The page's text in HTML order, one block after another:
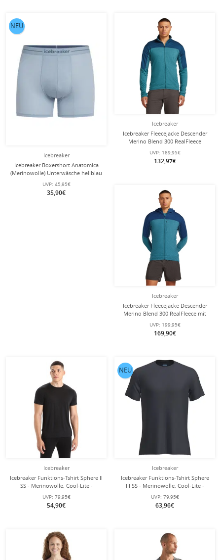
Icebreaker
Icebreaker Boxershort Anatomica
(Merinowolle) Unterwäsche hellblau
UVP: 45,95€
35,90€
NEU
Icebreaker
Icebreaker Fleecejacke Descender
Merino Blend 300 RealFleece
(Merinowolle, atmungsaktiv)
blau/teal Herren
UVP: 189,95€
132,97€
Icebreaker
Icebreaker Fleecejacke Descender
Merino Blend 300 RealFleece mit
Kapuze (Merinowolle, atmungsaktiv)
blau/teal Herren
UVP: 199,95€
169,90€
Icebreaker
Icebreaker Funktions-Tshirt Sphere II
SS - Merinowolle, Cool-Lite -
feuchtigkeitsregulierend - schwarz
Herren
UVP: 79,95€
54,90€
Icebreaker
Icebreaker Funktions-Tshirt Sphere
III SS - Merinowolle, Cool-Lite -
feuchtigkeitsregulierend - nachtblau
Herren
UVP: 79,95€
63,96€
NEU